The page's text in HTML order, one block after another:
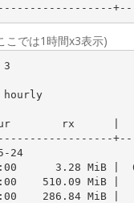
こでは1時間x3表示)